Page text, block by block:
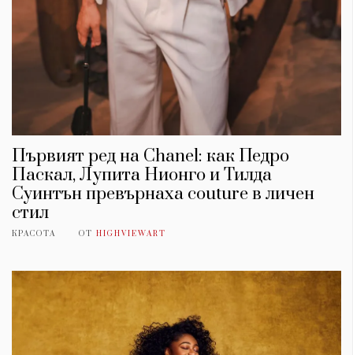
Първият ред на Chanel: как Педро
Паскал, Лупита Нионго и Тилда
Суинтън превърнаха couture в личен
стил
КРАСОТА ОТ HIGHVIEWART